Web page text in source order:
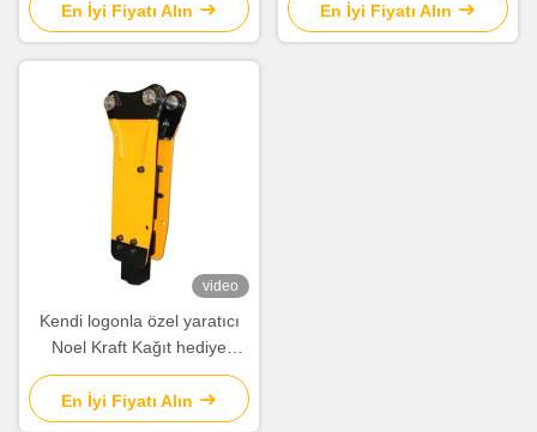
partisi için
En İyi Fiyatı Alın
partisi için
En İyi Fiyatı Alın
video
Kendi logonla özel yaratıcı
Noel Kraft Kağıt hediye
çantası Xmas dekoratif
partisi için
En İyi Fiyatı Alın